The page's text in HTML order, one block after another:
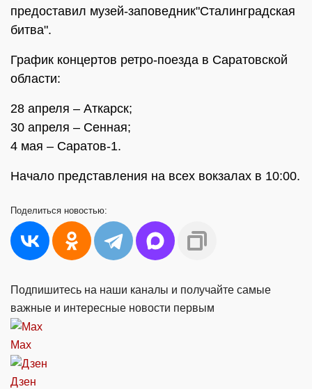
предоставил музей-заповедник"Сталинградская
битва".
График концертов ретро-поезда в Саратовской
области:
28 апреля – Аткарск;
30 апреля – Сенная;
4 мая – Саратов-1.
Начало представления на всех вокзалах в 10:00.
Поделиться новостью:
Подпишитесь на наши каналы и получайте самые
важные и интересные новости первым
Max
Дзен